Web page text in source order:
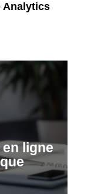
Analytics
en ligne